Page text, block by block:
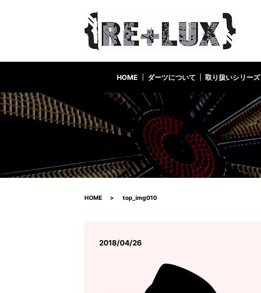
HOME ダーツについて 取り扱いシリーズ
HOME top_img010
2018/04/26